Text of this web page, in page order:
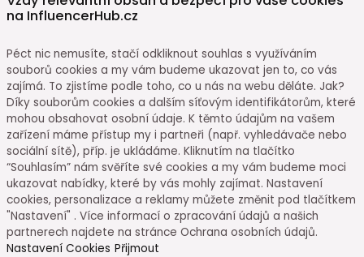
na InfluencerHub.cz
Péct nic nemusíte, stačí odkliknout souhlas s využíváním
souborů cookies a my vám budeme ukazovat jen to, co vás
zajímá. To zjistíme podle toho, co u nás na webu děláte. Jak?
Díky souborům cookies a dalším síťovým identifikátorům, které
mohou obsahovat osobní údaje. K těmto údajům na vašem
zařízení máme přístup my i partneři (např. vyhledávače nebo
sociální sítě), příp. je ukládáme. Kliknutím na tlačítko
“Souhlasím” nám svěříte své cookies a my vám budeme moci
ukazovat nabídky, které by vás mohly zajímat. Nastavení
cookies, personalizace a reklamy můžete změnit pod tlačítkem
"Nastavení" . Více informací o zpracování údajů a našich
partnerech najdete na stránce Ochrana osobních údajů.
Nastavení Cookies Přijmout